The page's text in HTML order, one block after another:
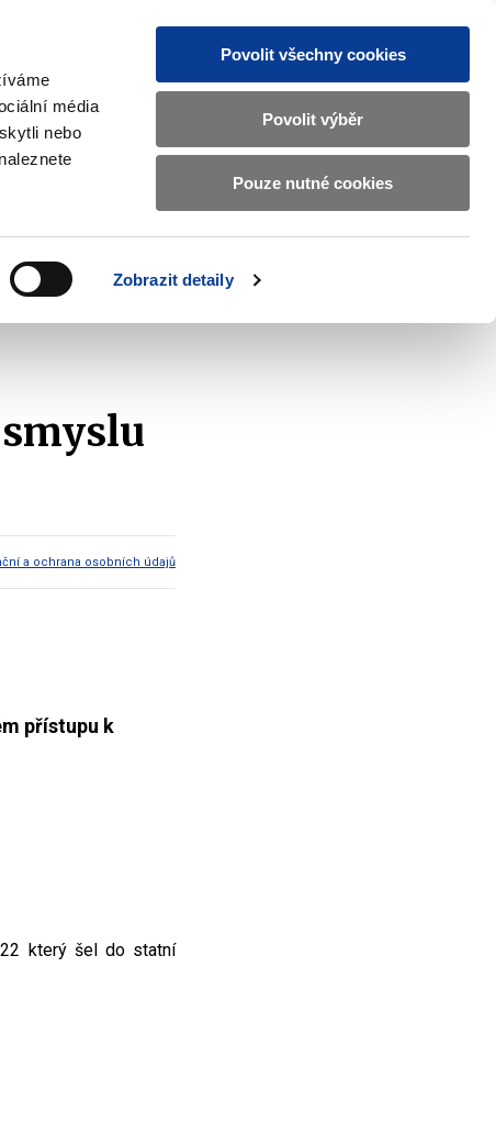
média
nebo
Zobrazit detaily
Povolit všechny cookies
Povolit výběr
Pouze nutné cookies
CZ EN
Základní
informace
o
Ministerstvu
financí
submenu
EU
submenu
podaných žádostí
a ochrana osobních údajů
přístupu k
který šel do statní